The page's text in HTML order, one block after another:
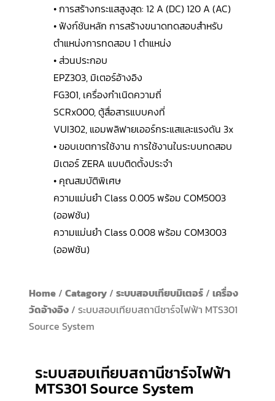
• การสร้างกระแสสูงสุด: 12 A (DC) 120 A (AC)
• ฟังก์ชันหลัก การสร้างขนาดทดสอบสำหรับ
ตำแหน่งการทดสอบ 1 ตำแหน่ง
• ส่วนประกอบ
EPZ303, มิเตอร์อ้างอิง
FG301, เครื่องกำเนิดความถี่
SCRx000, ตู้สื่อสารแบบคงที่
VUI302, แอมพลิฟายเออร์กระแสและแรงดัน 3x
• ขอบเขตการใช้งาน การใช้งานในระบบทดสอบ
มิเตอร์ ZERA แบบติดตั้งประจำ
• คุณสมบัติพิเศษ
ความแม่นยำ Class 0.005 พร้อม COM5003
(ออฟชัน)
ความแม่นยำ Class 0.008 พร้อม COM3003
(ออฟชัน)
Home/ Catagory/ ระบบสอบเทียบมิเตอร์/ เครื่อง
วัดอ้างอิง/ ระบบสอบเทียบสถานีชาร์จไฟฟ้า MTS301
Source System
ระบบสอบเทียบสถานีชาร์จไฟฟ้า
MTS301 Source System